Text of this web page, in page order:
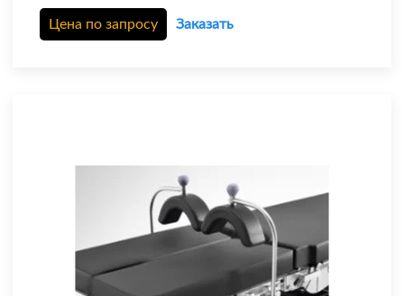
Цена по запросу Заказать